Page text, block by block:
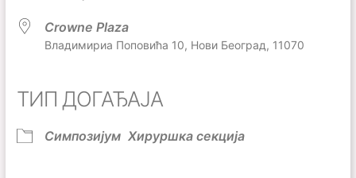
Crowne Plaza
Владимириа Поповића 10, Нови Београд, 11070
ТИП ДОГАЂАЈА
Симпозијум Хируршка секција